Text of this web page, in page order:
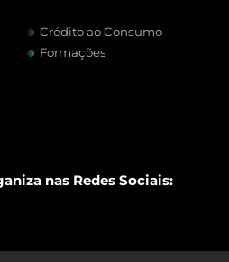
Crédito ao Consumo
Formações
nas Redes Sociais: